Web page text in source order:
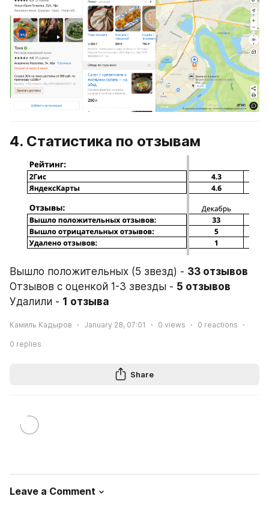
4. Статистика по отзывам
Вышло положительных (5 звезд) -
Отзывов с оценкой 1-3 звезды -
Удалили - 1 отзыва
Камиль Кадыров January 28, 07:01 0 views 0 reactions
0 replies
Share
Leave a Comment